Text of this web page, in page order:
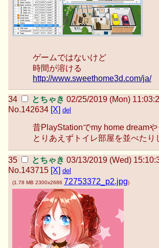
ゲームではないけど
時間が溶ける
http://www.sweethome3d.com/ja/
とちゃき 02/25/2019 (Mon)
No.142634 [X] del
昔PlayStationでmy home dreamや
とりあえずトイレ部屋を並べたり
とちゃき 03/13/2019 (Wed)
No.143715 [X] del
(1.78 MB 2300x2686 72753372_p2.jpg)